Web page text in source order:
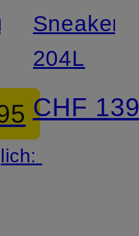
Sneaker
204L
CHF